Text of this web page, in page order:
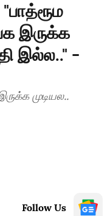
இருக்க
இல்ல.." -
முடியல..
Follow Us